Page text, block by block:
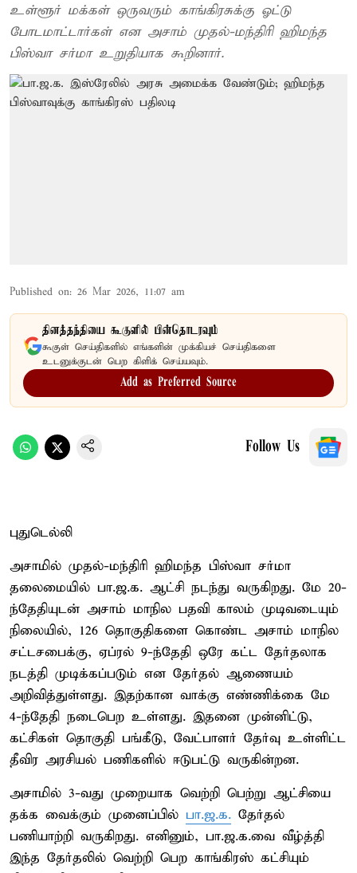
உள்ளூர் மக்கள் ஒருவரும் காங்கிரசுக்கு ஓட்டு
போடமாட்டார்கள் என அசாம் முதல்-மந்திரி ஹிமந்த
பிஸ்வா சர்மா உறுதியாக கூறினார்.
Published on: 26 Mar 2026, 11:07 am
தினத்தந்தியை கூகுளில் பின்தொடரவும்
கூகுள் செய்திகளில் எங்களின் முக்கியச் செய்திகளை
உடனுக்குடன் பெற கிளிக் செய்யவும்.
Add as Preferred Source
Follow Us
புதுடெல்லி
அசாமில் முதல்-மந்திரி ஹிமந்த பிஸ்வா சர்மா
தலைமையில் பா.ஜ.க. ஆட்சி நடந்து வருகிறது. மே 20-
ந்தேதியுடன் அசாம் மாநில பதவி காலம் முடிவடையும்
நிலையில், 126 தொகுதிகளை கொண்ட அசாம் மாநில
சட்டசபைக்கு, ஏப்ரல் 9-ந்தேதி ஒரே கட்ட தேர்தலாக
நடத்தி முடிக்கப்படும் என தேர்தல் ஆணையம்
அறிவித்துள்ளது. இதற்கான வாக்கு எண்ணிக்கை மே
4-ந்தேதி நடைபெற உள்ளது. இதனை முன்னிட்டு,
கட்சிகள் தொகுதி பங்கீடு, வேட்பாளர் தேர்வு உள்ளிட்ட
தீவிர அரசியல் பணிகளில் ஈடுபட்டு வருகின்றன.
அசாமில் 3-வது முறையாக வெற்றி பெற்று ஆட்சியை
தக்க வைக்கும் முனைப்பில் பா.ஜ.க. தேர்தல்
பணியாற்றி வருகிறது. எனினும், பா.ஜ.க.வை வீழ்த்தி
இந்த தேர்தலில் வெற்றி பெற காங்கிரஸ் கட்சியும்